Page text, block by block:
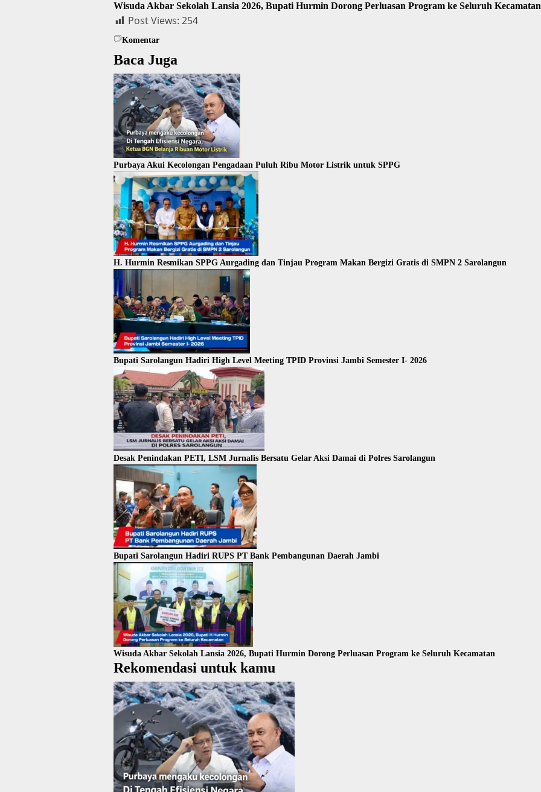
Wisuda Akbar Sekolah Lansia 2026, Bupati Hurmin Dorong Perluasan Program ke Seluruh Kecamatan
Post Views: 254
Komentar
Baca Juga
Purbaya Akui Kecolongan Pengadaan Puluh Ribu Motor Listrik untuk SPPG
H. Hurmin Resmikan SPPG Aurgading dan Tinjau Program Makan Bergizi Gratis di SMPN 2 Sarolangun
Bupati Sarolangun Hadiri High Level Meeting TPID Provinsi Jambi Semester I- 2026
Desak Penindakan PETI, LSM Jurnalis Bersatu Gelar Aksi Damai di Polres Sarolangun
Bupati Sarolangun Hadiri RUPS PT Bank Pembangunan Daerah Jambi
Wisuda Akbar Sekolah Lansia 2026, Bupati Hurmin Dorong Perluasan Program ke Seluruh Kecamatan
Rekomendasi untuk kamu